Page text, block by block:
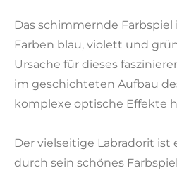
Das schimmernde
Farben blau, violett und
Ursache für dieses
im geschichteten Aufbau
komplexe optische Effekte
Der vielseitige Labradorit ist
durch sein schönes